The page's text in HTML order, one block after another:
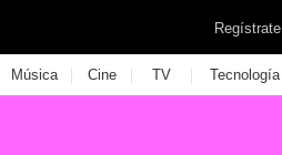
Regístrate
Música | Cine | TV | Tecnología